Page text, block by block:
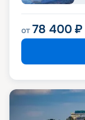
от 78 400 ₽